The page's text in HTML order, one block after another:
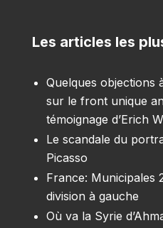
Les articles les
Quelques objections
sur le front unique
témoignage d’Erich
Le scandale du
Picasso
France: Municipales
division à gauche
Où va la Syrie